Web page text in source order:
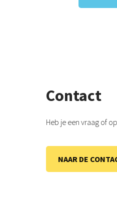
Contact
Heb je een vraag of
NAAR DE